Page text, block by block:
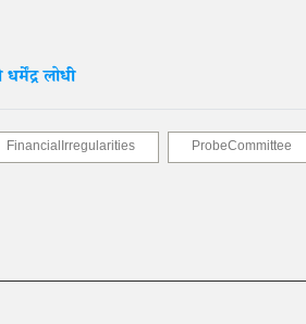
लोधी
FinancialIrregularities ProbeCommittee